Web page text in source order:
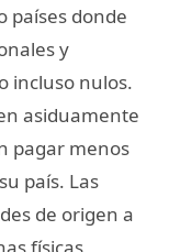
países donde
y
incluso nulos.
asiduamente
pagar menos
país. Las
de origen a
físicas